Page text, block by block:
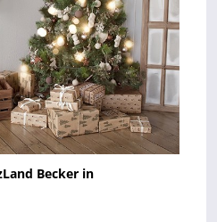
Becker in